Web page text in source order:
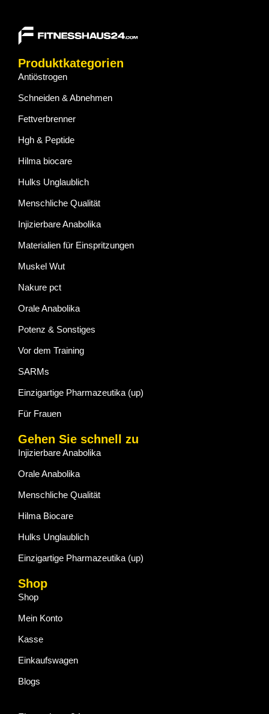
Produktkategorien
Antiöstrogen
Schneiden & Abnehmen
Fettverbrenner
Hgh & Peptide
Hilma biocare
Hulks Unglaublich
Menschliche Qualität
Injizierbare Anabolika
Materialien für Einspritzungen
Muskel Wut
Nakure pct
Orale Anabolika
Potenz & Sonstiges
Vor dem Training
SARMs
Einzigartige Pharmazeutika (up)
Für Frauen
Gehen Sie schnell zu
Injizierbare Anabolika
Orale Anabolika
Menschliche Qualität
Hilma Biocare
Hulks Unglaublich
Einzigartige Pharmazeutika (up)
Shop
Shop
Mein Konto
Kasse
Einkaufswagen
Blogs